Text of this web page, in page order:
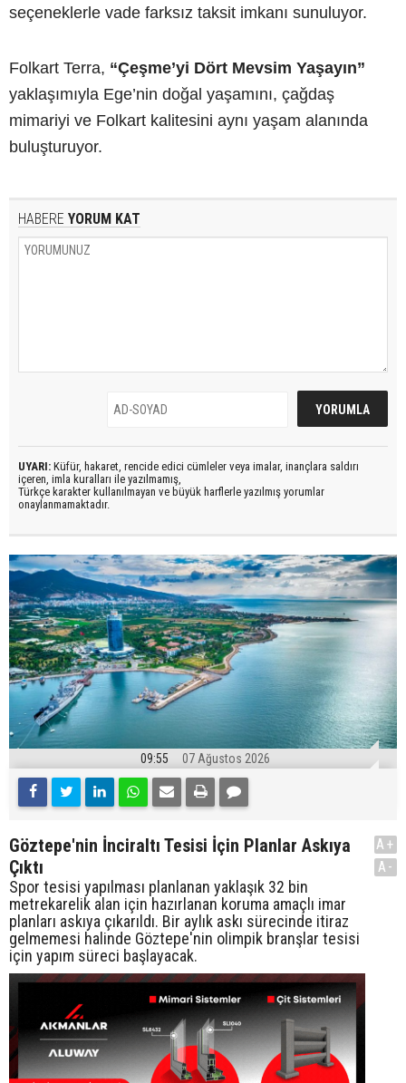
seçeneklerle vade farksız taksit imkanı sunuluyor.
Folkart Terra, “Çeşme’yi Dört Mevsim Yaşayın”
yaklaşımıyla Ege’nin doğal yaşamını, çağdaş
mimariyi ve Folkart kalitesini aynı yaşam alanında
buluşturuyor.
HABERE YORUM KAT
UYARI: Küfür, hakaret, rencide edici cümleler veya imalar, inançlara saldırı
içeren, imla kuralları ile yazılmamış,
Türkçe karakter kullanılmayan ve büyük harflerle yazılmış yorumlar
onaylanmamaktadır.
09:55 07 Ağustos 2026
Göztepe'nin İnciraltı Tesisi İçin Planlar Askıya
Çıktı
Spor tesisi yapılması planlanan yaklaşık 32 bin
metrekarelik alan için hazırlanan koruma amaçlı imar
planları askıya çıkarıldı. Bir aylık askı sürecinde itiraz
gelmemesi halinde Göztepe'nin olimpik branşlar tesisi
için yapım süreci başlayacak.
A+
A-